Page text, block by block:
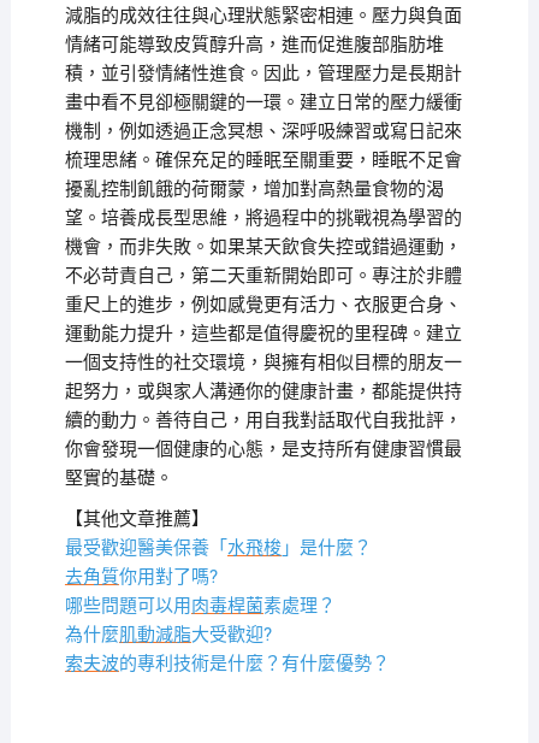
減脂的成效往往與心理狀態緊密相連。壓力與負面
情緒可能導致皮質醇升高，進而促進腹部脂肪堆
積，並引發情緒性進食。因此，管理壓力是長期計
畫中看不見卻極關鍵的一環。建立日常的壓力緩衝
機制，例如透過正念冥想、深呼吸練習或寫日記來
梳理思緒。確保充足的睡眠至關重要，睡眠不足會
擾亂控制飢餓的荷爾蒙，增加對高熱量食物的渴
望。培養成長型思維，將過程中的挑戰視為學習的
機會，而非失敗。如果某天飲食失控或錯過運動，
不必苛責自己，第二天重新開始即可。專注於非體
重尺上的進步，例如感覺更有活力、衣服更合身、
運動能力提升，這些都是值得慶祝的里程碑。建立
一個支持性的社交環境，與擁有相似目標的朋友一
起努力，或與家人溝通你的健康計畫，都能提供持
續的動力。善待自己，用自我對話取代自我批評，
你會發現一個健康的心態，是支持所有健康習慣最
堅實的基礎。
【其他文章推薦】
最受歡迎醫美保養「 水飛梭」是什麼？
去角質你用對了嗎?
哪些問題可以用肉毒桿菌素處理？
為什麼肌動減脂大受歡迎?
索夫波的專利技術是什麼？有什麼優勢？